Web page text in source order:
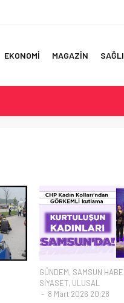
EKONOMİ MAGAZİN
GÜNDEM, SAMSUN
SİYASET, ULUSAL
8 Mart 2026 20:28